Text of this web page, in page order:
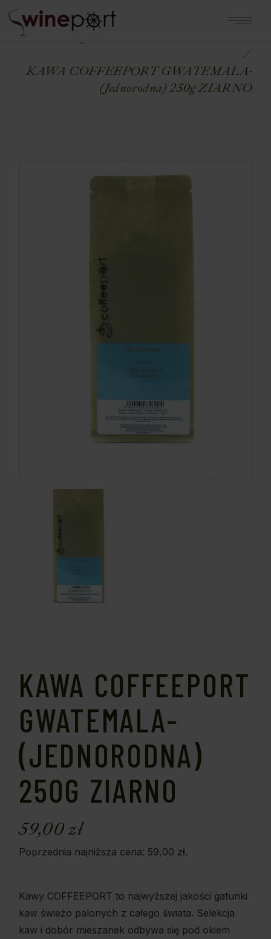
Home
KAWA COFFEEPORT GWATEMALA-
(Jednorodna) 250g ZIARNO
KAWA COFFEEPORT
GWATEMALA-
(JEDNORODNA)
250G ZIARNO
59,00zł
Poprzednia najniższa cena: 59,00 zł.
Kawy COFFEEPORT to najwyższej jakości gatunki
kaw świeżo palonych z całego świata. Selekcja
kaw i dobór mieszanek odbywa się pod okiem